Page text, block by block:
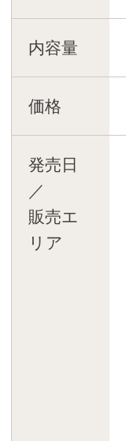
内容量
価格
発売日
／
販売エ
リア